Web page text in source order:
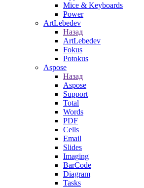
Mice & Keyboards
Power
ArtLebedev
Назад
ArtLebedev
Fokus
Potokus
Aspose
Назад
Aspose
Support
Total
Words
PDF
Cells
Email
Slides
Imaging
BarCode
Diagram
Tasks